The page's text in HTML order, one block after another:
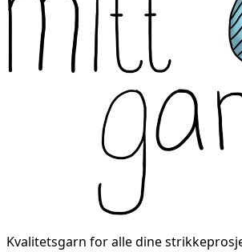
Kvalitetsgarn for alle dine